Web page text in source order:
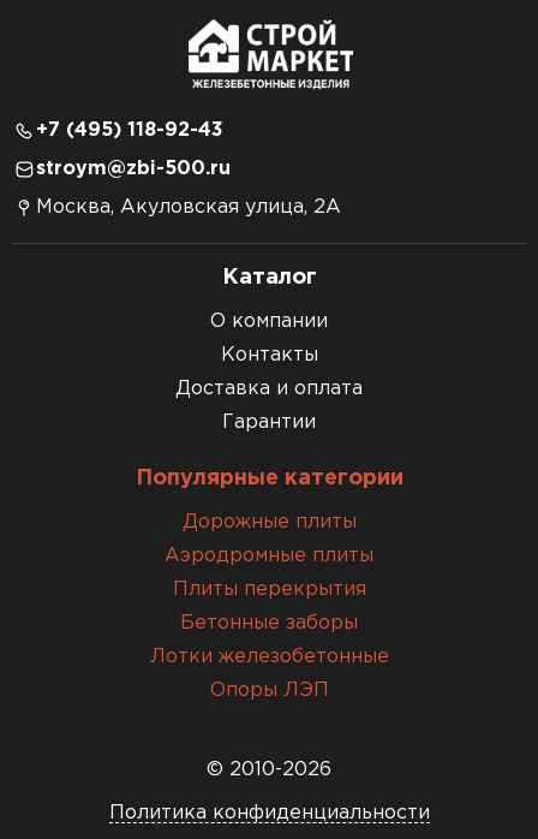
+7 (495) 118-92-43
stroym@zbi-500.ru
Москва, Акуловская улица, 2А
Каталог
О компании
Контакты
Доставка и оплата
Гарантии
Популярные категории
Дорожные плиты
Аэродромные плиты
Плиты перекрытия
Бетонные заборы
Лотки железобетонные
Опоры ЛЭП
© 2010-2026
Политика конфиденциальности